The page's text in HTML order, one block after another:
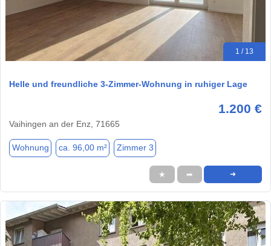
1 / 13
Helle und freundliche 3-Zimmer-Wohnung in ruhiger Lage
1.200 €
Vaihingen an der Enz, 71665
Wohnung ca. 96,00 m² Zimmer 3
★ ➦ ➜